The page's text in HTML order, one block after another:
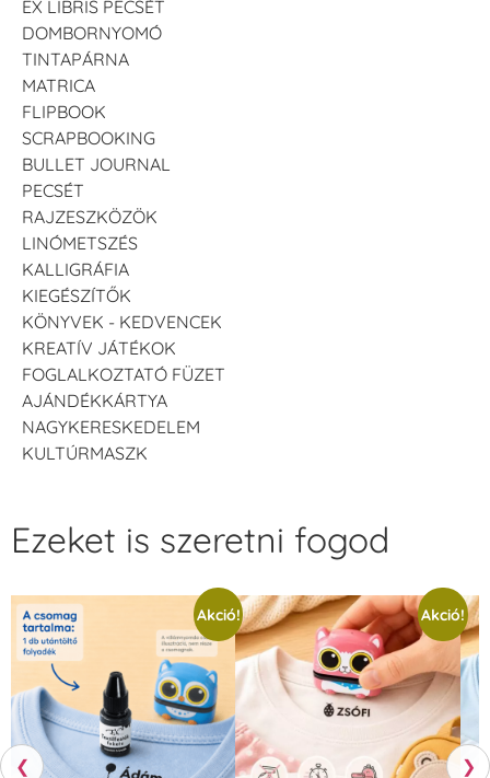
EX LIBRIS PECSÉT
DOMBORNYOMÓ
TINTAPÁRNA
MATRICA
FLIPBOOK
SCRAPBOOKING
BULLET JOURNAL
PECSÉT
RAJZESZKÖZÖK
LINÓMETSZÉS
KALLIGRÁFIA
KIEGÉSZÍTŐK
KÖNYVEK - KEDVENCEK
KREATÍV JÁTÉKOK
FOGLALKOZTATÓ FÜZET
AJÁNDÉKKÁRTYA
NAGYKERESKEDELEM
KULTÚRMASZK
❮
Ezeket is szeretni fogod
Akció! Akció!
❯